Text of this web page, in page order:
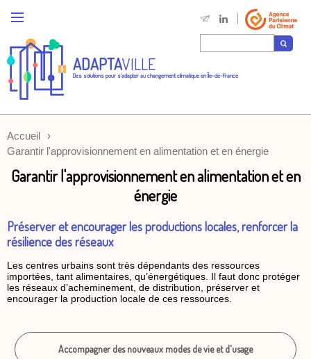
ADAPTAVILLE
Des solutions pour s'adapter au changement climatique en Île-de-France
Accueil
Garantir l'approvisionnement en alimentation et en énergie
Garantir l'approvisionnement en alimentation et en
énergie
Préserver et encourager les productions locales, renforcer la
résilience des réseaux
Les centres urbains sont très dépendants des ressources
importées, tant alimentaires, qu’énergétiques. Il faut donc protéger
les réseaux d’acheminement, de distribution, préserver et
encourager la production locale de ces ressources.
Accompagner des nouveaux modes de vie et d'usage